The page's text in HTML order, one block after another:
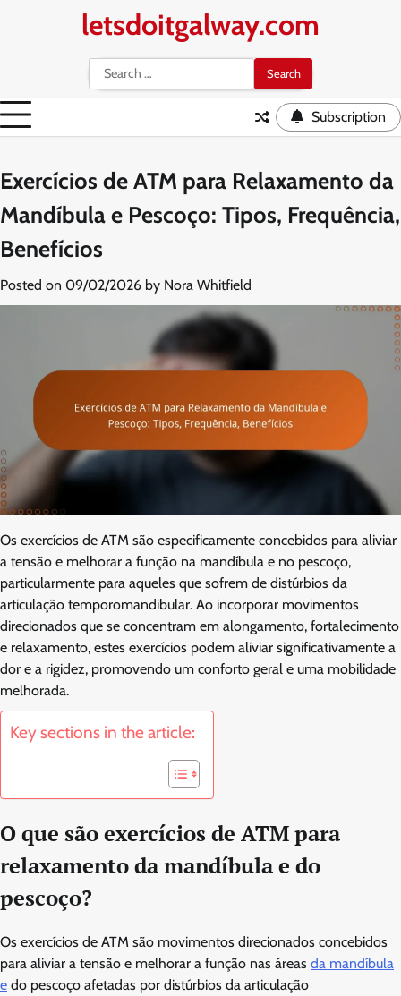
letsdoitgalway.com
Search
for:
Subscription
Exercícios de ATM para Relaxamento da
Mandíbula e Pescoço: Tipos, Frequência,
Benefícios
Posted on 09/02/2026 by Nora Whitfield
Os exercícios de ATM são especificamente concebidos para aliviar
a tensão e melhorar a função na mandíbula e no pescoço,
particularmente para aqueles que sofrem de distúrbios da
articulação temporomandibular. Ao incorporar movimentos
direcionados que se concentram em alongamento, fortalecimento
e relaxamento, estes exercícios podem aliviar significativamente a
dor e a rigidez, promovendo um conforto geral e uma mobilidade
melhorada.
Key sections in the article:
O que são exercícios de ATM para
relaxamento da mandíbula e do
pescoço?
Os exercícios de ATM são movimentos direcionados concebidos
para aliviar a tensão e melhorar a função nas áreas da mandíbula
e do pescoço afetadas por distúrbios da articulação